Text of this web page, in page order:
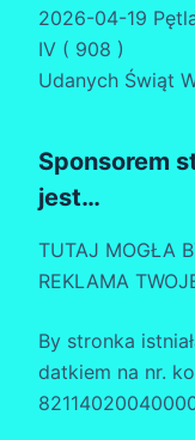
2026-04-19
IV ( 908 )
Udanych Świąt
Sponsorem
jest…
TUTAJ MOGŁA
REKLAMA
By stronka
datkiem na nr.